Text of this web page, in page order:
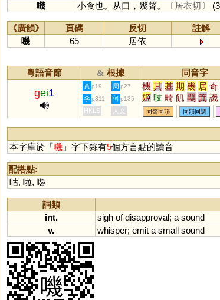
嘰
小食也。从口，幾聲。 〔居衣切〕
《廣韻》 頁碼 反切
註解
嘰
65 居依
粵語音節 & 根據 同音字
gei1
黃 p19 周 p27 機 其 基 期 幾 居 奇
姬 吱 畸 飢 羈 箕 譏
剞 禨 鞿 犄 碁 丌 磯
觭 錤 簊 鄿 諅 敧 踦
羇 鐖 稘 唭 刉 机
李 p311 何 p135
HKLS 人文 同聲同韻 同韻同調
本字庫於「嘰」字下錄有5個方言點的讀音
配搭點:
咕, 啦, 嚕
詞類
int.
sigh of disapproval; a sound
v.
whisper; emit a small sound